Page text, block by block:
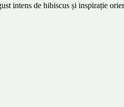
intens de hibiscus și inspirație